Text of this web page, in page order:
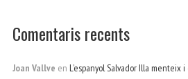
Comentaris recents
Joan Vallve en L’espanyol Salvador Illa menteix